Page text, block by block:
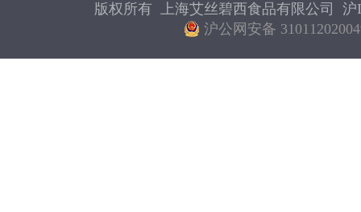
版权所有 上海艾丝碧西食品有限公司 沪
沪公网安备